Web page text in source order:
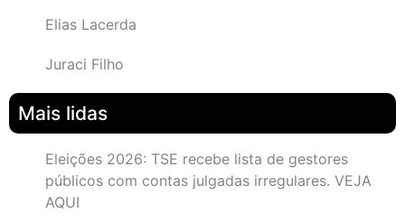
Elias Lacerda
Juraci Filho
Mais lidas
Eleições 2026: TSE recebe lista de gestores
públicos com contas julgadas irregulares. VEJA
AQUI